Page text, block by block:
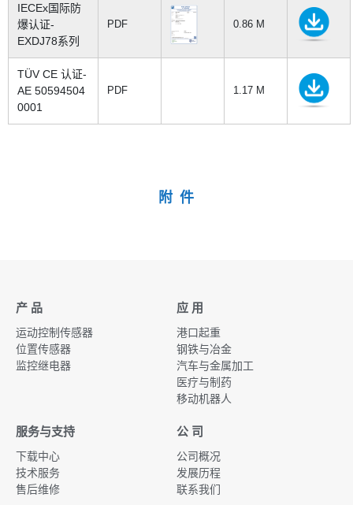
IECEx国际防
爆认证-
EXDJ78系列
PDF 0.86 M
TÜV CE 认证-
AE 50594504
0001
PDF 1.17 M
附 件
产 品
运动控制传感器
位置传感器
监控继电器
应 用
港口起重
钢铁与冶金
汽车与金属加工
医疗与制药
移动机器人
服务与支持
下载中心
技术服务
售后维修
公 司
公司概况
发展历程
联系我们